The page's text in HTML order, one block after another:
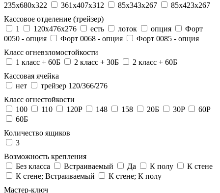
235x680x322
361x407x312 85x343x267
85x423x267
Кассовое отделение (трейзер)
1
120х476х276 есть лоток опция
Форт
0050 - опция
Форт 0068 - опция
Форт 0085 - опция
Класс огневзломостойкости
1 класс + 60Б
2 класс + 30Б
2 класс + 60Б
Кассовая ячейка
нет
трейзер 120/366/276
Класс огнестойкости
100
110 120P 148 158 20Б 30P
60P
60Б
Количество ящиков
3
Возможность крепления
Без класса
Встраиваемый Да К полу
К стене
К стене; Встраиваемый
К стене; К полу
Мастер-ключ